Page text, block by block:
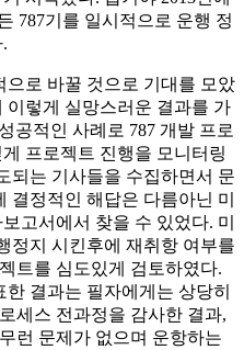
787기를 일시적으로 운행 정
로 바꿀 것으로 기대를 모았
이렇게 실망스러운 결과를 가
공적인 사례로 787 개발 프로
프로젝트 진행을 모니터링
되는 기사들을 수집하면서 문
결정적인 해답은 다름아닌 미
고서에서 찾을 수 있었다. 미
정지 시킨후에 재취항 여부를
트를 심도있게 검토하였다.
결과는 필자에게는 상당히
세스 전과정을 감사한 결과,
런 문제가 없으며 운항하는